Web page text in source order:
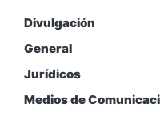
Divulgación
General
Jurídicos
Medios de